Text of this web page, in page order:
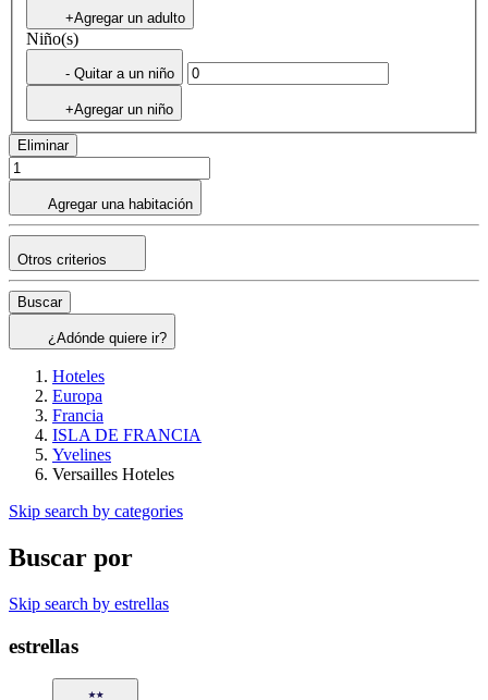
+Agregar un adulto
Niño(s)
- Quitar a un niño
+Agregar un niño
Eliminar
Agregar una habitación
Otros criterios
Buscar
¿Adónde quiere ir?
Hoteles
Europa
Francia
ISLA DE FRANCIA
Yvelines
Versailles Hoteles
Skip search by categories
Buscar por
Skip search by estrellas
estrellas